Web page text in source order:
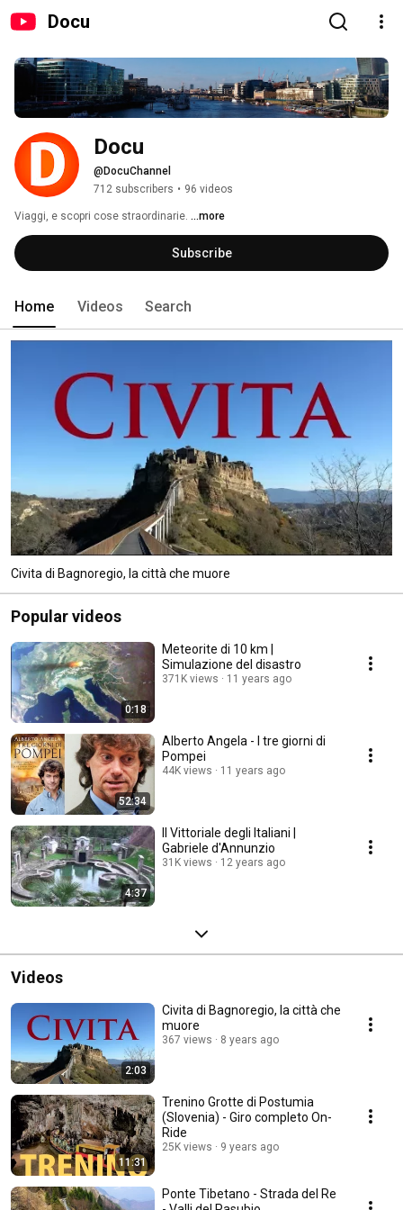
Docu
Docu
@DocuChannel
712 subscribers • 96 videos
Viaggi, e scopri cose straordinarie. ...more
Subscribe
Home Videos Search
Civita di Bagnoregio, la città che muore
Popular videos
0:18
Meteorite di 10 km |
Simulazione del disastro
371K views 11 years ago
52:34
Alberto Angela - I tre giorni di
Pompei
44K views 11 years ago
4:37
Il Vittoriale degli Italiani |
Gabriele d'Annunzio
31K views 12 years ago
Videos
2:03
Civita di Bagnoregio, la città che
muore
367 views 8 years ago
11:31
Trenino Grotte di Postumia
(Slovenia) - Giro completo On-
Ride
25K views 9 years ago
Ponte Tibetano - Strada del Re